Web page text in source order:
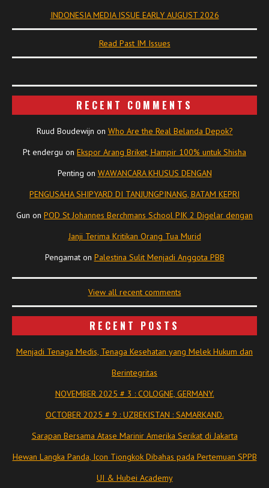
INDONESIA MEDIA ISSUE EARLY AUGUST 2026
Read Past IM Issues
RECENT COMMENTS
Ruud Boudewijn on Who Are the Real Belanda Depok?
Pt endergu on Ekspor Arang Briket, Hampir 100% untuk Shisha
Penting on WAWANCARA KHUSUS DENGAN
PENGUSAHA SHIPYARD DI TANJUNGPINANG, BATAM KEPRI
Gun on POD St Johannes Berchmans School PIK 2 Digelar dengan
Janji Terima Kritikan Orang Tua Murid
Pengamaton Palestina Sulit Menjadi Anggota PBB
View all recent comments
RECENT POSTS
Menjadi Tenaga Medis, Tenaga Kesehatan yang Melek Hukum dan
Berintegritas
NOVEMBER 2025 # 3 : COLOGNE, GERMANY.
OCTOBER 2025 # 9 : UZBEKISTAN : SAMARKAND.
Sarapan Bersama Atase Marinir Amerika Serikat di Jakarta
Hewan Langka Panda, Icon Tiongkok Dibahas pada Pertemuan SPPB
UI & Hubei Academy